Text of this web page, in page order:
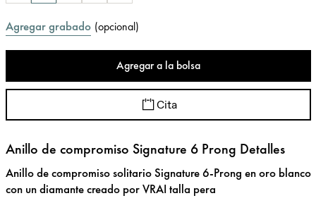
Agregar grabado (opcional)
Agregar a la bolsa
Cita
Anillo de compromiso Signature 6 Prong Detalles
Anillo de compromiso solitario Signature 6-Prong en oro blanco
con un diamante creado por VRAI talla pera